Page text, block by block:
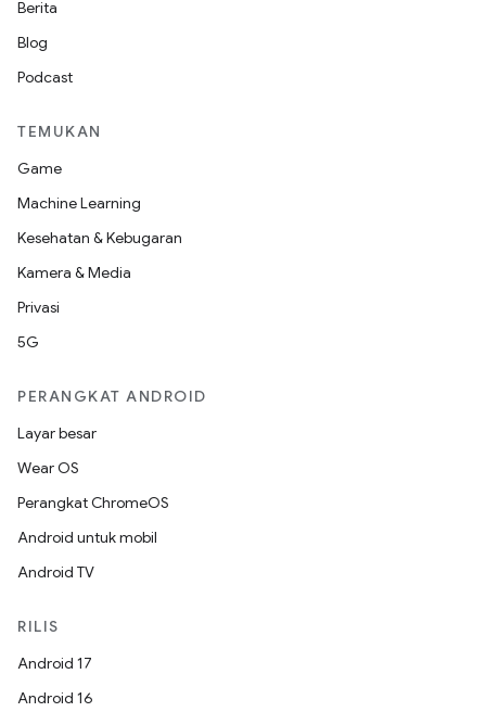
Berita
Blog
Podcast
TEMUKAN
Game
Machine Learning
Kesehatan & Kebugaran
Kamera & Media
Privasi
5G
PERANGKAT ANDROID
Layar besar
Wear OS
Perangkat ChromeOS
Android untuk mobil
Android TV
RILIS
Android 17
Android 16